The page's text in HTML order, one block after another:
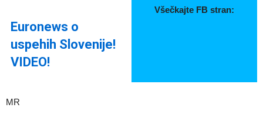
Všečkajte FB stran:
Euronews o
uspehih Slovenije!
VIDEO!
MR